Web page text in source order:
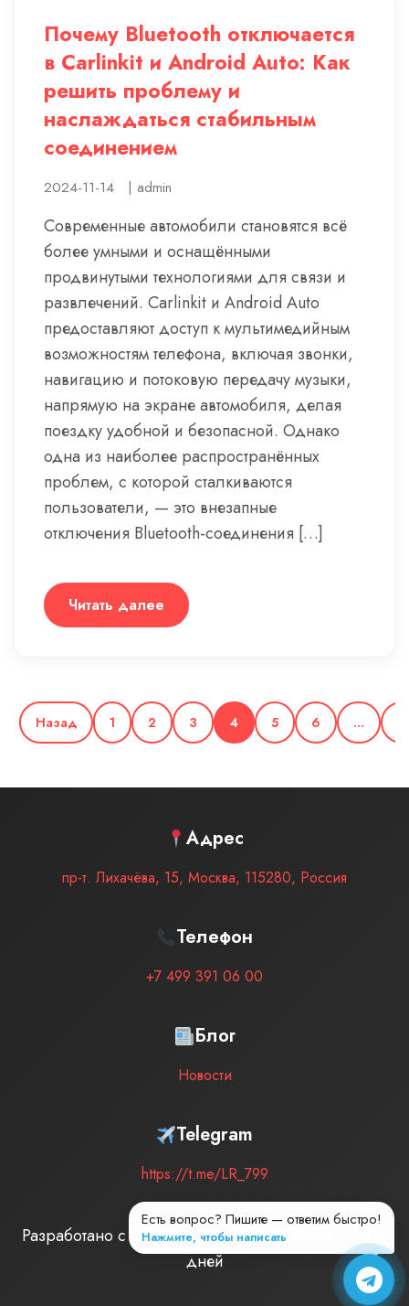
Почему Bluetooth отключается
в Carlinkit и Android Auto: Как
решить проблему и
наслаждаться стабильным
соединением
2024-11-14 | admin
Современные автомобили становятся всё
более умными и оснащёнными
продвинутыми технологиями для связи и
развлечений. Carlinkit и Android Auto
предоставляют доступ к мультимедийным
возможностям телефона, включая звонки,
навигацию и потоковую передачу музыки,
напрямую на экране автомобиля, делая
поездку удобной и безопасной. Однако
одна из наиболее распространённых
проблем, с которой сталкиваются
пользователи, — это внезапные
отключения Bluetooth-соединения […]
Читать далее
Назад 1 2 3 4 5 6 …
Адрес
пр-т. Лихачёва, 15, Москва, 115280, Россия
Телефон
+7 499 391 06 00
Блог
Новости
Telegram
https://t.me/LR_799
Разработано с любовью | Мы на рынке –
дней
Есть вопрос? Пишите — ответим быстро!
Нажмите, чтобы написать